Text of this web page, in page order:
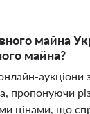
майна
майна?
аукціони
пропонуючи
цінами, що